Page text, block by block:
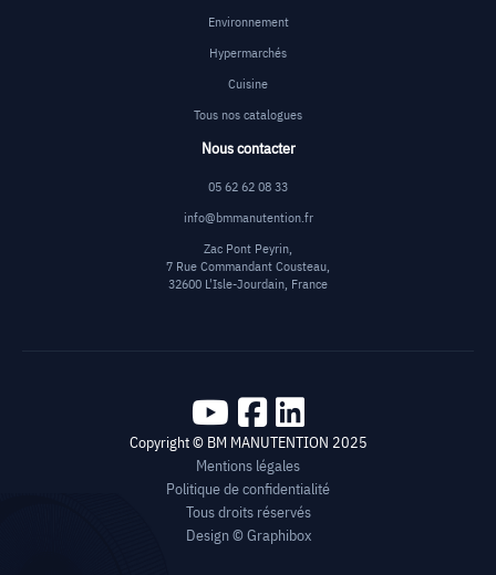
Environnement
Hypermarchés
Cuisine
Tous nos catalogues
Nous contacter
05 62 62 08 33
info@bmmanutention.fr
Zac Pont Peyrin,
7 Rue Commandant Cousteau,
32600 L'Isle-Jourdain, France
Copyright © BM MANUTENTION 2025
Mentions légales
Politique de confidentialité
Tous droits réservés
Design © Graphibox